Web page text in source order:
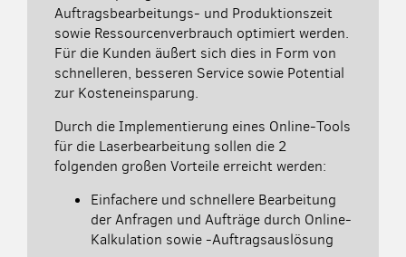
Auftragsbearbeitungs- und Produktionszeit
sowie Ressourcenverbrauch optimiert werden.
Für die Kunden äußert sich dies in Form von
schnelleren, besseren Service sowie Potential
zur Kosteneinsparung.
Durch die Implementierung eines Online-Tools
für die Laserbearbeitung sollen die 2
folgenden großen Vorteile erreicht werden:
Einfachere und schnellere Bearbeitung
der Anfragen und Aufträge durch Online-
Kalkulation sowie -Auftragsauslösung